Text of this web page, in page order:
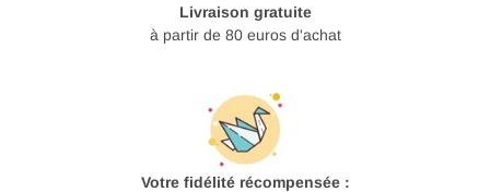
Livraison gratuite
à partir de 80 euros d'achat
Votre fidélité récompensée :